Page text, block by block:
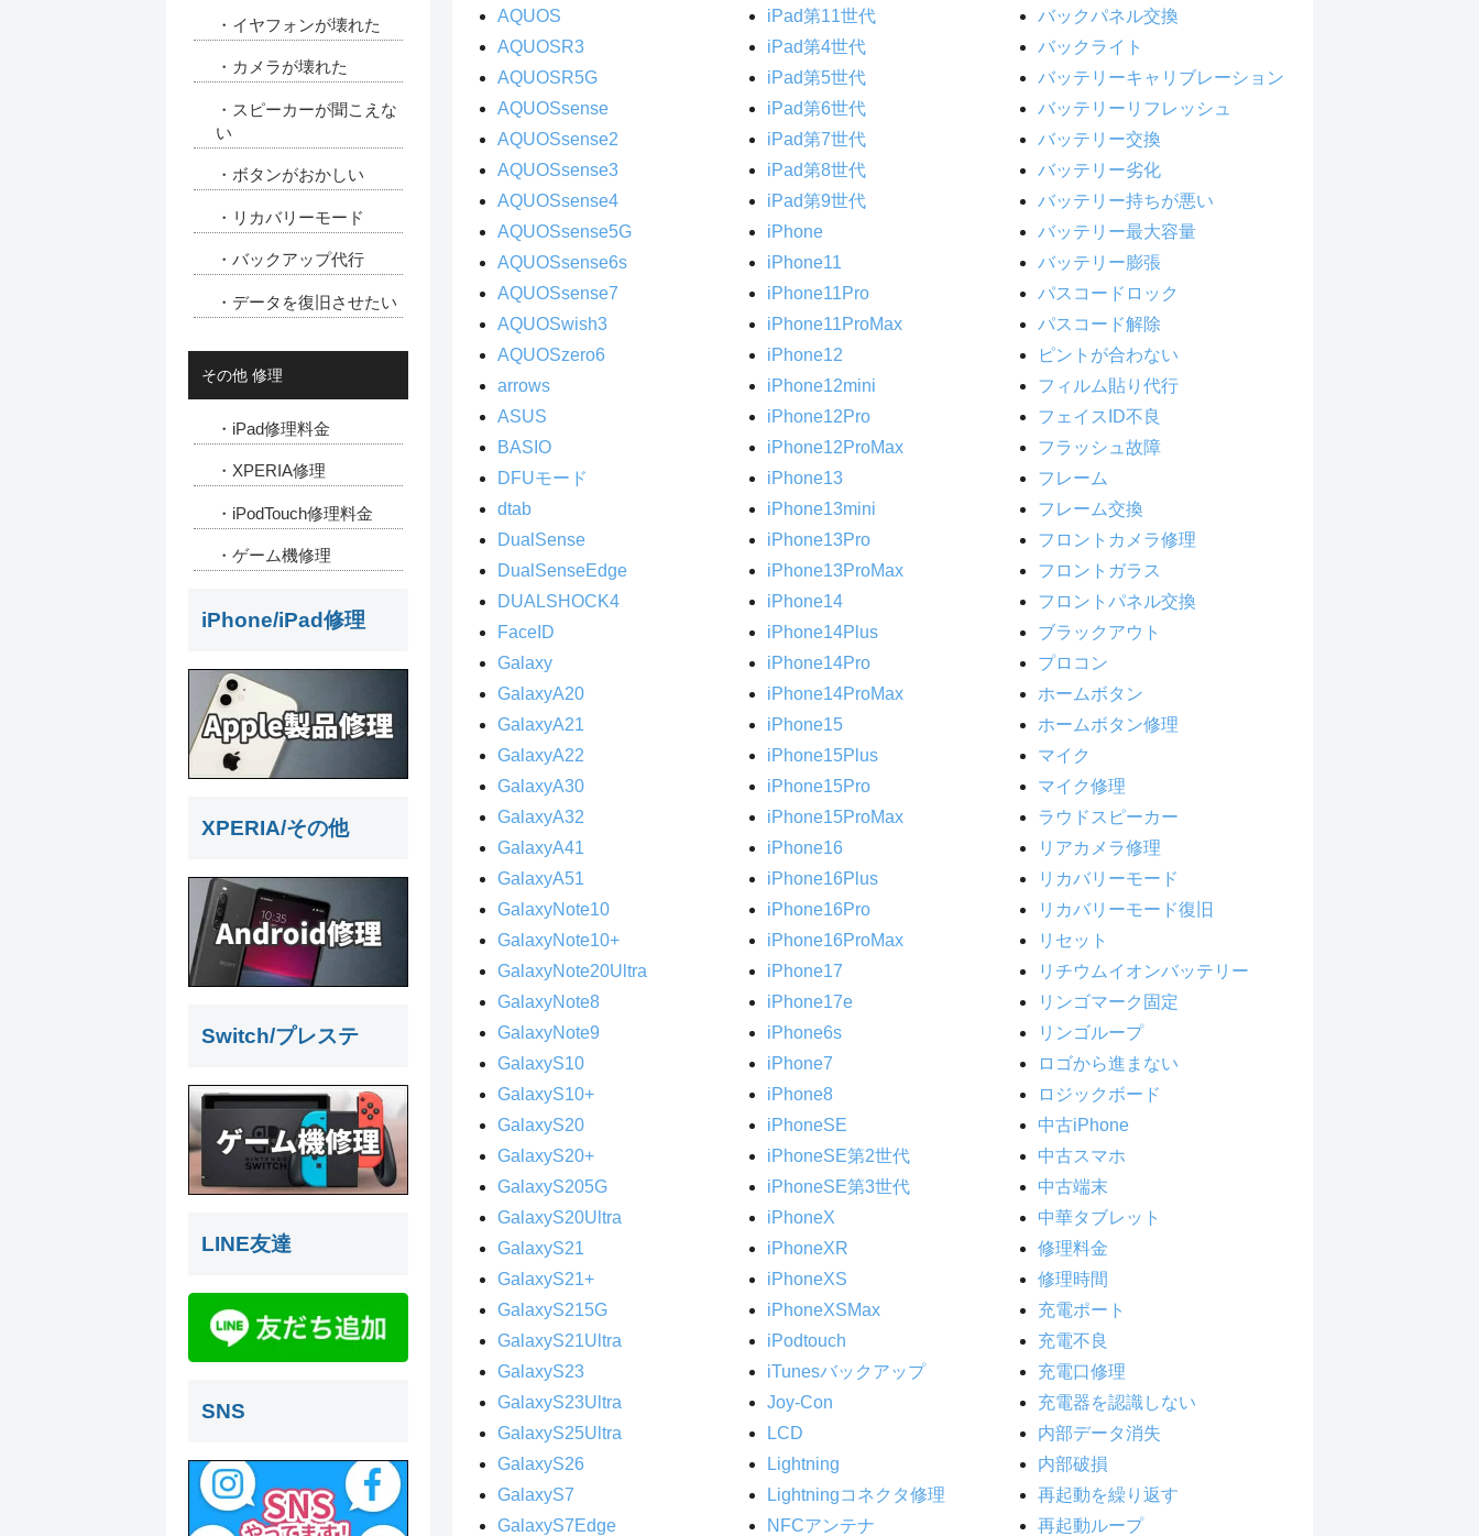
AQUOS
AQUOSR3
AQUOSR5G
AQUOSsense
AQUOSsense2
AQUOSsense3
AQUOSsense4
AQUOSsense5G
AQUOSsense6s
AQUOSsense7
AQUOSwish3
AQUOSzero6
arrows
ASUS
BASIO
DFUモード
dtab
DualSense
DualSenseEdge
DUALSHOCK4
FaceID
Galaxy
GalaxyA20
GalaxyA21
GalaxyA22
GalaxyA30
GalaxyA32
GalaxyA41
GalaxyA51
GalaxyNote10
GalaxyNote10+
GalaxyNote20Ultra
GalaxyNote8
GalaxyNote9
GalaxyS10
GalaxyS10+
GalaxyS20
GalaxyS20+
GalaxyS205G
GalaxyS20Ultra
GalaxyS21
GalaxyS21+
GalaxyS215G
GalaxyS21Ultra
GalaxyS23
GalaxyS23Ultra
GalaxyS25Ultra
GalaxyS26
GalaxyS7
GalaxyS7Edge
iPad第11世代
iPad第4世代
iPad第5世代
iPad第6世代
iPad第7世代
iPad第8世代
iPad第9世代
iPhone
iPhone11
iPhone11Pro
iPhone11ProMax
iPhone12
iPhone12mini
iPhone12Pro
iPhone12ProMax
iPhone13
iPhone13mini
iPhone13Pro
iPhone13ProMax
iPhone14
iPhone14Plus
iPhone14Pro
iPhone14ProMax
iPhone15
iPhone15Plus
iPhone15Pro
iPhone15ProMax
iPhone16
iPhone16Plus
iPhone16Pro
iPhone16ProMax
iPhone17
iPhone17e
iPhone6s
iPhone7
iPhone8
iPhoneSE
iPhoneSE第2世代
iPhoneSE第3世代
iPhoneX
iPhoneXR
iPhoneXS
iPhoneXSMax
iPodtouch
iTunesバックアップ
Joy-Con
LCD
Lightning
Lightningコネクタ修理
NFCアンテナ
バックパネル交換
バックライト
バッテリーキャリブレーション
バッテリーリフレッシュ
バッテリー交換
バッテリー劣化
バッテリー持ちが悪い
バッテリー最大容量
バッテリー膨張
パスコードロック
パスコード解除
ピントが合わない
フィルム貼り代行
フェイスID不良
フラッシュ故障
フレーム
フレーム交換
フロントカメラ修理
フロントガラス
フロントパネル交換
ブラックアウト
プロコン
ホームボタン
ホームボタン修理
マイク
マイク修理
ラウドスピーカー
リアカメラ修理
リカバリーモード
リカバリーモード復旧
リセット
リチウムイオンバッテリー
リンゴマーク固定
リンゴループ
ロゴから進まない
ロジックボード
中古iPhone
中古スマホ
中古端末
中華タブレット
修理料金
修理時間
充電ポート
充電不良
充電口修理
充電器を認識しない
内部データ消失
内部破損
再起動を繰り返す
再起動ループ
・イヤフォンが壊れた
・カメラが壊れた
・スピーカーが聞こえな
い
・ボタンがおかしい
・リカバリーモード
・バックアップ代行
・データを復旧させたい
その他 修理
・iPad修理料金
・XPERIA修理
・iPodTouch修理料金
・ゲーム機修理
iPhone/iPad修理
XPERIA/その他
Switch/プレステ
LINE友達
SNS